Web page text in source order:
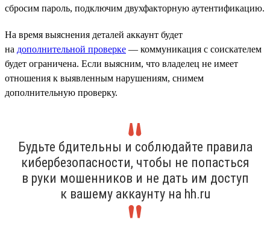
сбросим пароль, подключим двухфакторную аутентификацию.
На время выяснения деталей аккаунт будет
на дополнительной проверке — коммуникация с соискателем
будет ограничена. Если выясним, что владелец не имеет
отношения к выявленным нарушениям, снимем
дополнительную проверку.
Будьте бдительны и соблюдайте правила
кибербезопасности, чтобы не попасться
в руки мошенников и не дать им доступ
к вашему аккаунту на hh.ru